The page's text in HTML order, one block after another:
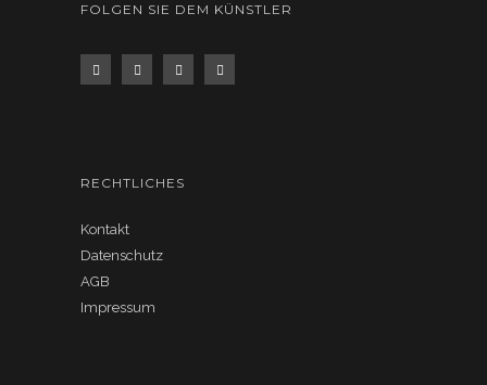
FOLGEN SIE DEM KÜNSTLER
RECHTLICHES
Kontakt
Datenschutz
AGB
Impressum